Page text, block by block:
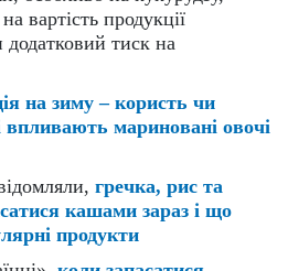
вартість продукції
тиск на
на зиму – користь чи
мариновані овочі
гречка, рис та
кашами зараз і що
продукти